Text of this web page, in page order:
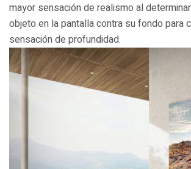
mayor sensación de realismo al
objeto en la pantalla contra su fondo para
sensación de profundidad.